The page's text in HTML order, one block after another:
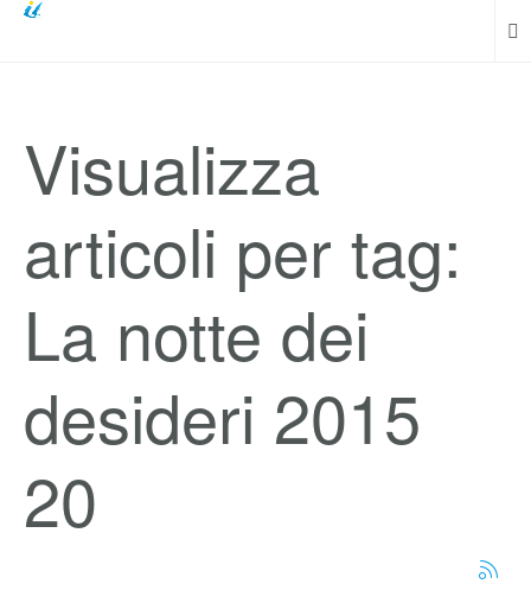
Visualizza
articoli per tag:
La notte dei
desideri 2015
20